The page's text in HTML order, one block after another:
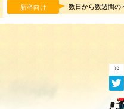
新卒向け 数日から数週間の